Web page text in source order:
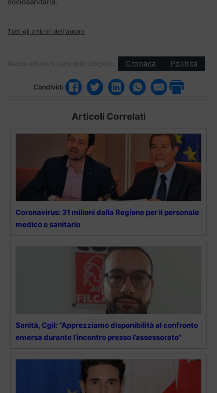
Tutti gli articoli dell'autore
Questo articolo fa parte delle categorie: Cronaca Politica
Condividi
Articoli Correlati
Coronavirus: 31 milioni dalla Regione per il personale
medico e sanitario
Sanità, Cgil: “Apprezziamo disponibilità al confronto
emersa durante l’incontro presso l’assessorato”